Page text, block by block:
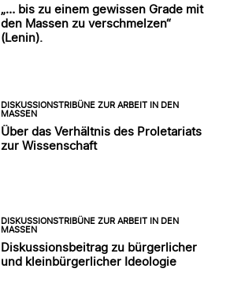
„… bis zu einem gewissen Grade mit
den Massen zu verschmelzen“
(Lenin).
DISKUSSIONSTRIBÜNE ZUR ARBEIT IN DEN
MASSEN
Über das Verhältnis des Proletariats
zur Wissenschaft
DISKUSSIONSTRIBÜNE ZUR ARBEIT IN DEN
MASSEN
Diskussionsbeitrag zu bürgerlicher
und kleinbürgerlicher Ideologie